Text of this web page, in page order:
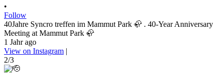
•
Follow
40Jahre Syncro treffen im Mammut Park 🦣 . 40-Year Anniversary
Meeting at Mammut Park 🦣
1 Jahr ago
View on Instagram |
2/3